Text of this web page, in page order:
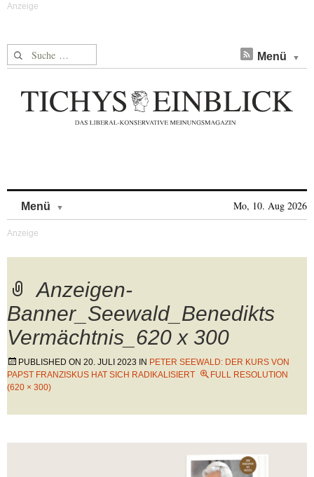
Suche nach: Menü
Menü Mo, 10. Aug 2026
Anzeigen-
Banner_Seewald_Benedikts
Vermächtnis_620 x 300
PUBLISHED ON 20. JULI 2023 IN PETER SEEWALD: DER KURS VON
PAPST FRANZISKUS HAT SICH RADIKALISIERT
FULL RESOLUTION
(620 × 300)